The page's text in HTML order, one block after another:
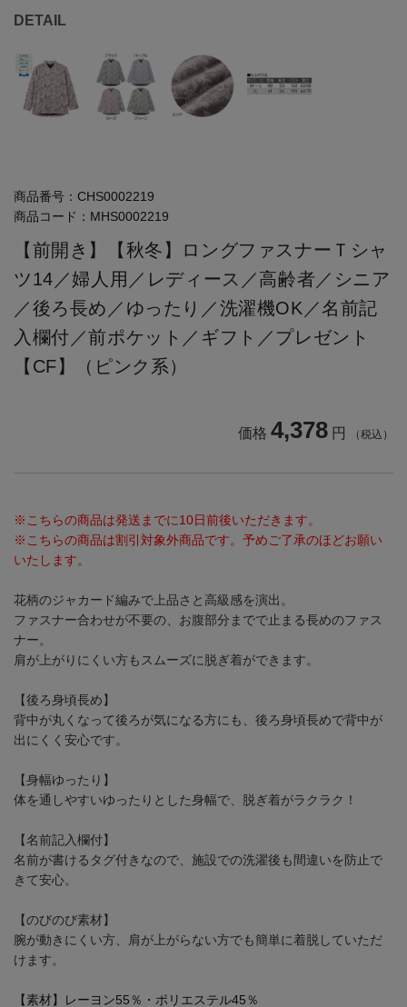
DETAIL
商品番号： CHS0002219
商品コード： MHS0002219
【前開き】【秋冬】ロングファスナーＴシャ
ツ14／婦人用／レディース／高齢者／シニア
／後ろ長め／ゆったり／洗濯機OK／名前記
入欄付／前ポケット／ギフト／プレゼント
【CF】（ピンク系）
価格 4,378 円 （税込）
※こちらの商品は発送までに10日前後いただきます。
※こちらの商品は割引対象外商品です。予めご了承のほどお願い
いたします。
花柄のジャカード編みで上品さと高級感を演出。
ファスナー合わせが不要の、お腹部分までで止まる長めのファス
ナー。
肩が上がりにくい方もスムーズに脱ぎ着ができます。
【後ろ身頃長め】
背中が丸くなって後ろが気になる方にも、後ろ身頃長めで背中が
出にくく安心です。
【身幅ゆったり】
体を通しやすいゆったりとした身幅で、脱ぎ着がラクラク！
【名前記入欄付】
名前が書けるタグ付きなので、施設での洗濯後も間違いを防止で
きて安心。
【のびのび素材】
腕が動きにくい方、肩が上がらない方でも簡単に着脱していただ
けます。
【素材】レーヨン55％・ポリエステル45％